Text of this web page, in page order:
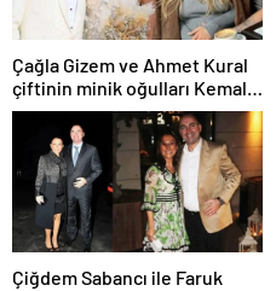
Çağla Gizem ve Ahmet Kural
çiftinin minik oğulları Kemal, 1
yaşına bastı! İşte doğum
gününden kareler!
Çiğdem Sabancı ile Faruk